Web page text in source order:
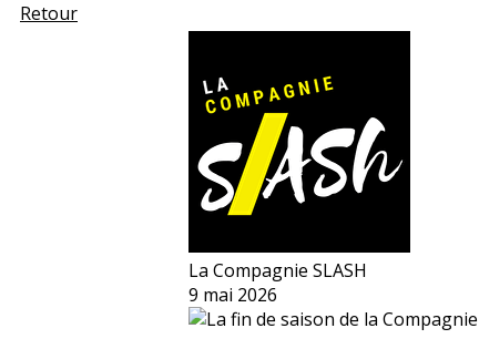
Retour
La Compagnie SLASH
9 mai 2026